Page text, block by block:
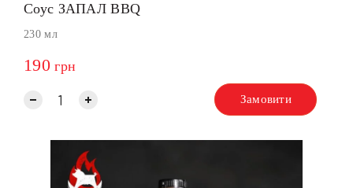
Соус ЗАПАЛ BBQ
230 мл
190 грн
Замовити